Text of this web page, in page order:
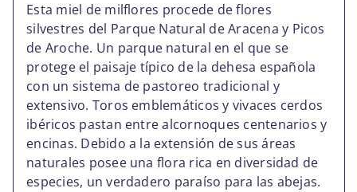
Esta miel de milflores procede de flores
silvestres del Parque Natural de Aracena y Picos
de Aroche. Un parque natural en el que se
protege el paisaje típico de la dehesa española
con un sistema de pastoreo tradicional y
extensivo. Toros emblemáticos y vivaces cerdos
ibéricos pastan entre alcornoques centenarios y
encinas. Debido a la extensión de sus áreas
naturales posee una flora rica en diversidad de
especies, un verdadero paraíso para las abejas.